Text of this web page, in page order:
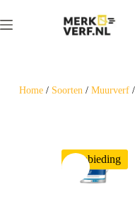
Home/ Soorten/ Muurverf/
Aanbieding